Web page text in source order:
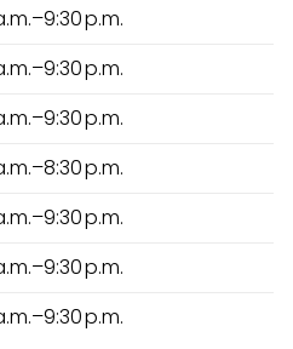
a.m.–9:30 p.m.
a.m.–9:30 p.m.
a.m.–9:30 p.m.
a.m.–8:30 p.m.
a.m.–9:30 p.m.
a.m.–9:30 p.m.
a.m.–9:30 p.m.